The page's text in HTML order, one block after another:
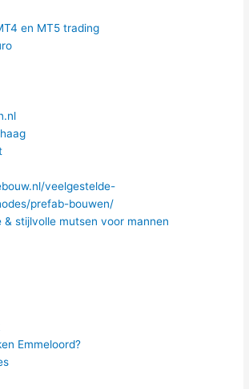
en MT5 trading
veelgestelde-
prefab-bouwen/
& stijlvolle mutsen voor mannen
Emmeloord?